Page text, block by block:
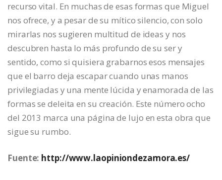
recurso vital. En muchas de esas formas que Miguel
nos ofrece, y a pesar de su mítico silencio, con solo
mirarlas nos sugieren multitud de ideas y nos
descubren hasta lo más profundo de su ser y
sentido, como si quisiera grabarnos esos mensajes
que el barro deja escapar cuando unas manos
privilegiadas y una mente lúcida y enamorada de las
formas se deleita en su creación. Este número ocho
del 2013 marca una página de lujo en esta obra que
sigue su rumbo.
Fuente: http://www.laopiniondezamora.es/